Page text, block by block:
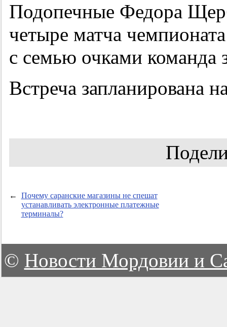
Подопечные Федора
четыре матча
с семью очками команда
Встреча запланирована
←
Почему саранские магазины не спешат
устанавливать электронные платежные
терминалы?
© Новости Мордовии и